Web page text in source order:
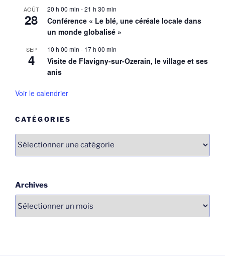
AOÛT
28
20 h 00 min -21 h 30 min
Conférence « Le blé, une céréale locale dans
un monde globalisé »
SEP
4
10 h 00 min - 17 h 00 min
Visite de Flavigny-sur-Ozerain, le village et ses
anis
Voir le calendrier
CATÉGORIES
Catégories
Archives